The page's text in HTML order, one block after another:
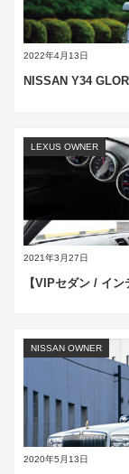
2022年4月13日
NISSAN Y34
2021年3月27日
LEXUS OWNER
【VIPセダン / イ
2020年5月13日
NISSAN OWNER